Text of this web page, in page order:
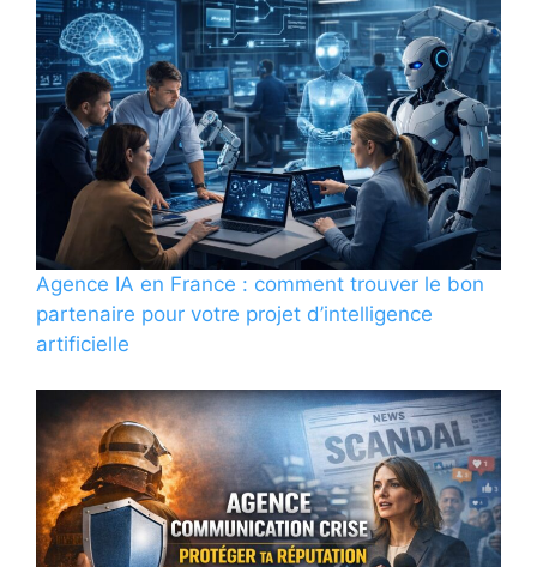
Agence IA en France : comment trouver le bon
partenaire pour votre projet d’intelligence
artificielle